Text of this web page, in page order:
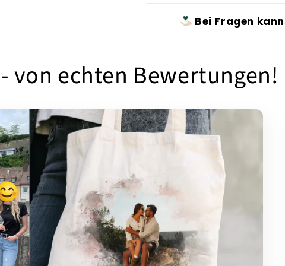
Bei Fragen
von echten Bewertungen!